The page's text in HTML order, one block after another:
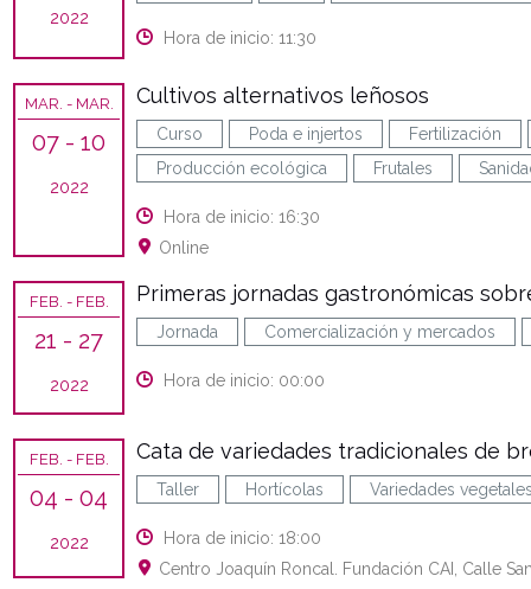
2022
Hora de inicio: 11:30
MAR. - MAR.
07 - 10
2022
Cultivos alternativos leñosos
Curso Poda e injertos
Fertilización
Producción ecológica
Frutales
Hora de inicio: 16:30
Online
FEB. - FEB.
21 - 27
2022
Primeras jornadas gastronómicas
Jornada Comercialización y mercados
Hora de inicio: 00:00
FEB. - FEB.
04 - 04
2022
Cata de variedades tradicionales de
Taller Hortícolas Variedades
Hora de inicio: 18:00
Centro Joaquín Roncal. Fundación CAI, Calle